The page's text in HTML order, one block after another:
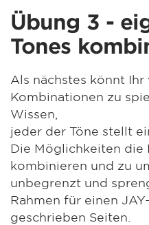
Übung 3 -
Tones
Als nächstes könnt
Kombinationen zu
Wissen,
jeder der Töne stellt
Die Möglichkeiten die
kombinieren und zu
unbegrenzt und
Rahmen für einen
geschrieben Seiten.